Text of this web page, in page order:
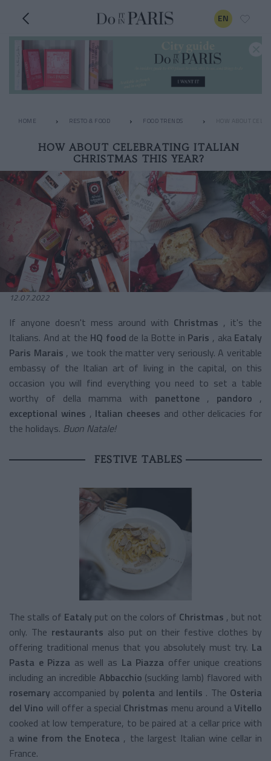
EN
HOME RESTO & FOOD FOOD TRENDS HOW ABOUT
HOW ABOUT CELEBRATING ITALIAN
CHRISTMAS THIS YEAR?
12.07.2022
If anyone doesn't mess around with Christmas , it's the
Italians. And at the HQ food de la Botte in Paris , aka Eataly
Paris Marais , we took the matter very seriously. A veritable
embassy of the Italian art of living in the capital, on this
occasion you will find everything you need to set a table
worthy of della mamma with panettone , pandoro ,
exceptional wines , Italian cheeses and other delicacies for
the holidays. Buon Natale!
FESTIVE TABLES
The stalls of Eataly put on the colors of Christmas , but not
only. The restaurants also put on their festive clothes by
offering traditional menus that you absolutely must try. La
Pasta e Pizza as well as La Piazza offer unique creations
including an incredible Abbacchio (suckling lamb) flavored with
rosemary accompanied by polenta and lentils . The Osteria
del Vino will offer a special Christmas menu around aVitello
cooked at low temperature, to be paired at a cellar price with
a wine from the Enoteca , the largest Italian wine cellar in
France.